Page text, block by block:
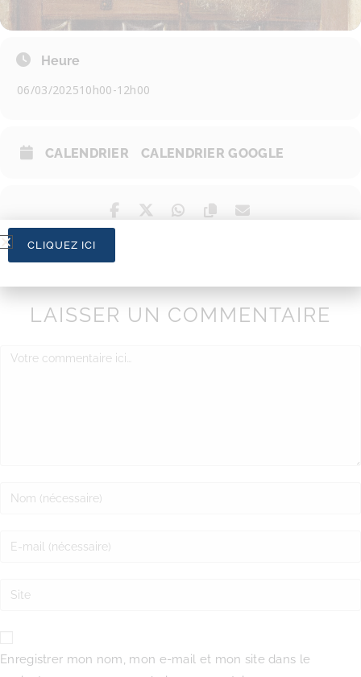
Heure
06/03/202510h00-12h00
CALENDRIER CALENDRIER GOOGLE
LAISSER UN COMMENTAIRE
Enregistrer mon nom, mon e-mail et mon site dans le
CLIQUEZ ICI